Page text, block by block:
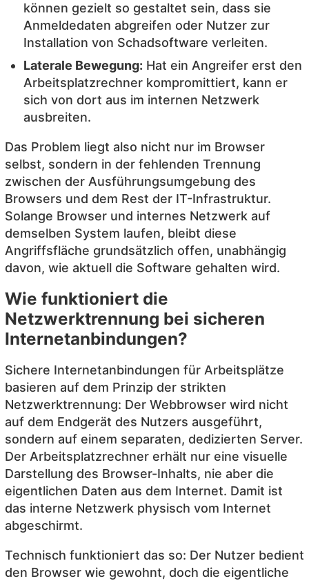
können gezielt so gestaltet sein, dass sie
Anmeldedaten abgreifen oder Nutzer zur
Installation von Schadsoftware verleiten.
Laterale Bewegung: Hat ein Angreifer erst den
Arbeitsplatzrechner kompromittiert, kann er
sich von dort aus im internen Netzwerk
ausbreiten.
Das Problem liegt also nicht nur im Browser
selbst, sondern in der fehlenden Trennung
zwischen der Ausführungsumgebung des
Browsers und dem Rest der IT-Infrastruktur.
Solange Browser und internes Netzwerk auf
demselben System laufen, bleibt diese
Angriffsfläche grundsätzlich offen, unabhängig
davon, wie aktuell die Software gehalten wird.
Wie funktioniert die
Netzwerktrennung bei sicheren
Internetanbindungen?
Sichere Internetanbindungen für Arbeitsplätze
basieren auf dem Prinzip der strikten
Netzwerktrennung: Der Webbrowser wird nicht
auf dem Endgerät des Nutzers ausgeführt,
sondern auf einem separaten, dedizierten Server.
Der Arbeitsplatzrechner erhält nur eine visuelle
Darstellung des Browser-Inhalts, nie aber die
eigentlichen Daten aus dem Internet. Damit ist
das interne Netzwerk physisch vom Internet
abgeschirmt.
Technisch funktioniert das so: Der Nutzer bedient
den Browser wie gewohnt, doch die eigentliche